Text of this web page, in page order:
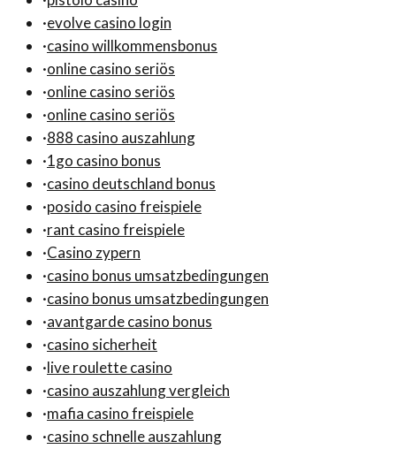
·evolve casino login
·casino willkommensbonus
·online casino seriös
·online casino seriös
·online casino seriös
·888 casino auszahlung
·1go casino bonus
·casino deutschland bonus
·posido casino freispiele
·rant casino freispiele
·Casino zypern
·casino bonus umsatzbedingungen
·casino bonus umsatzbedingungen
·avantgarde casino bonus
·casino sicherheit
·live roulette casino
·casino auszahlung vergleich
·mafia casino freispiele
·casino schnelle auszahlung